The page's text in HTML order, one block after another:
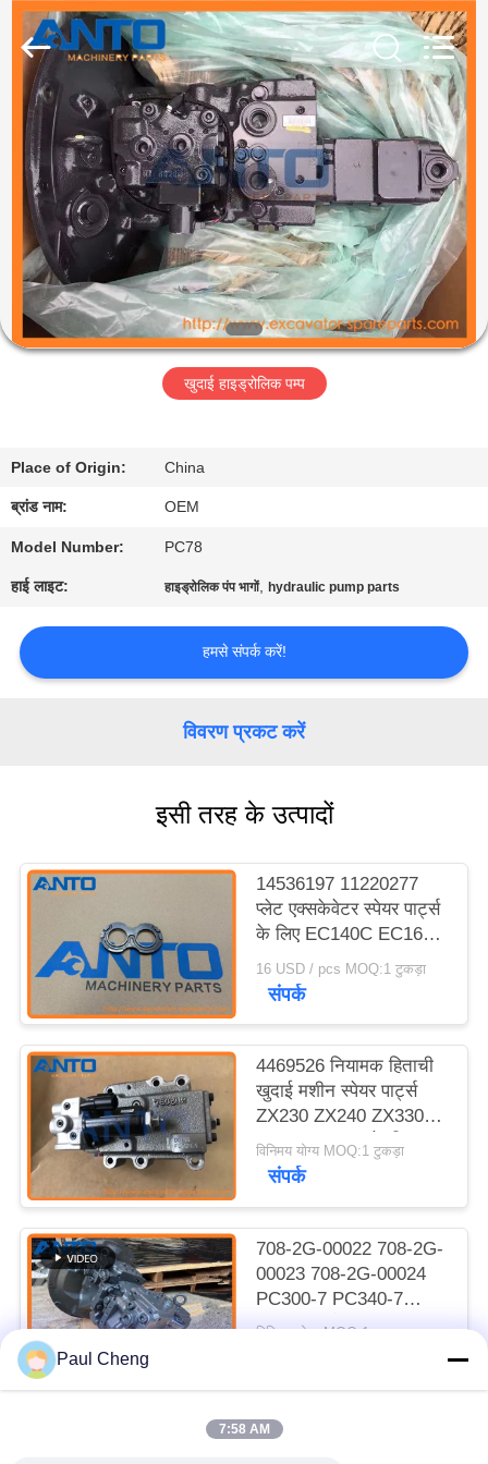
घर
उत्पादों
हमारे
बारे
में
गुणवत्ता
नियंत्रण
साइटमैप
Guangzhou
Machinery
Parts
Co.,Ltd..
Rights
Reserved.
खुदाई हाइड्रोलिक पम्प
Place of Origin: China
ब्रांड नाम: OEM
Model Number: PC78
हाई लाइट: हाइड्रोलिक पंप भागों,hydraulic pump parts
हमसे संपर्क करें!
विवरण प्रकट करें
इसी तरह के उत्पादों
14536197 11220277
प्लेट एक्सकेवेटर स्पेयर पार्ट्स
के लिए EC140C EC160C
EC180C EC210B
16 USD / pcs MOQ:1 टुकड़ा
संपर्क
4469526 नियामक हिताची
खुदाई मशीन स्पेयर पार्ट्स
ZX230 ZX240 ZX330
ZX350 ZX450 के लिए
फिट
विनिमय योग्य MOQ:1 टुकड़ा
संपर्क
708-2G-00022 708-2G-
00023 708-2G-00024
PC300-7 PC340-7
PC350-7 के लिए
विनिमय योग्य MOQ:1 टुकड़ा
लोकप्रिय श्रेणियां
Paul Cheng
7:58 AM